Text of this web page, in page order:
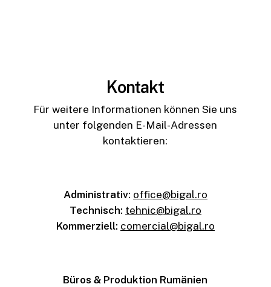
Kontakt
Für weitere Informationen können Sie uns
unter folgenden E-Mail-Adressen
kontaktieren:
Administrativ: office@bigal.ro
Technisch: tehnic@bigal.ro
Kommerziell: comercial@bigal.ro
Büros & Produktion Rumänien